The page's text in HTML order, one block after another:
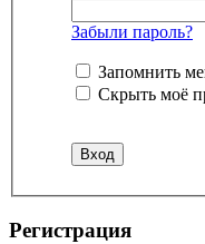
Забыли пароль?
Запомнить
Скрыть моё
Регистрация